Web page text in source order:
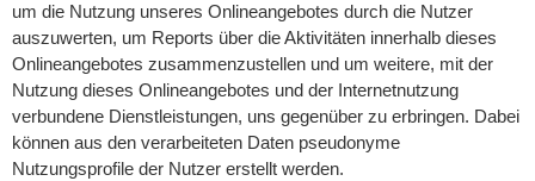
um die Nutzung unseres Onlineangebotes durch die Nutzer
auszuwerten, um Reports über die Aktivitäten innerhalb dieses
Onlineangebotes zusammenzustellen und um weitere, mit der
Nutzung dieses Onlineangebotes und der Internetnutzung
verbundene Dienstleistungen, uns gegenüber zu erbringen. Dabei
können aus den verarbeiteten Daten pseudonyme
Nutzungsprofile der Nutzer erstellt werden.